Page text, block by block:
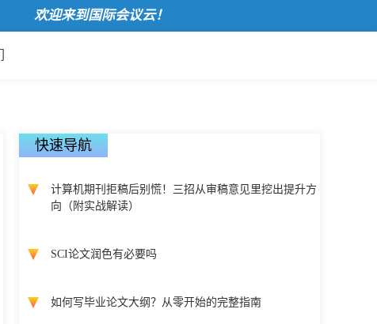
欢迎来到国际会议云！
快速导航
计算机期刊拒稿后别慌！三招从审稿意见里挖出提升方
向（附实战解读）
SCI论文润色有必要吗
如何写毕业论文大纲？从零开始的完整指南